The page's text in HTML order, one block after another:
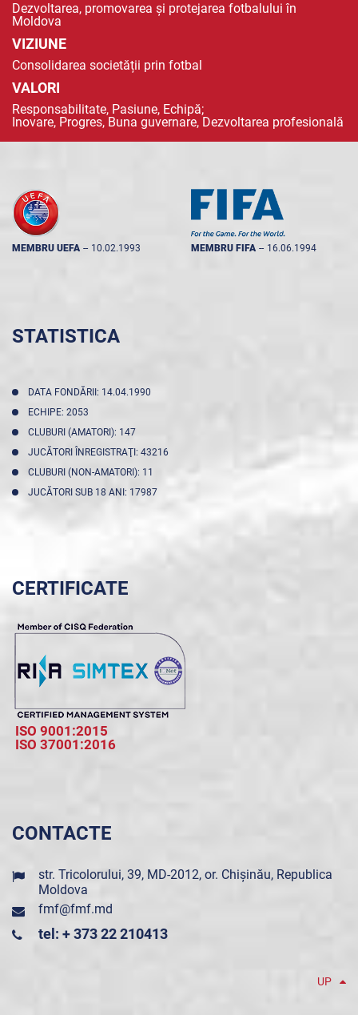
Dezvoltarea, promovarea și protejarea fotbalului în
Moldova
VIZIUNE
Consolidarea societății prin fotbal
VALORI
Responsabilitate, Pasiune, Echipă;
Inovare, Progres, Buna guvernare, Dezvoltarea profesională
MEMBRU UEFA -- 10.02.1993 MEMBRU FIFA -- 16.06.1994
STATISTICA
DATA FONDĂRII: 14.04.1990
ECHIPE: 2053
CLUBURI (AMATORI): 147
JUCĂTORI ÎNREGISTRAŢI: 43216
CLUBURI (NON-AMATORI): 11
JUCĂTORI SUB 18 ANI: 17987
CERTIFICATE
ISO 9001:2015
ISO 37001:2016
CONTACTE
str. Tricolorului, 39, MD-2012, or. Chișinău, Republica
Moldova
fmf@fmf.md
tel: + 373 22 210413
UP